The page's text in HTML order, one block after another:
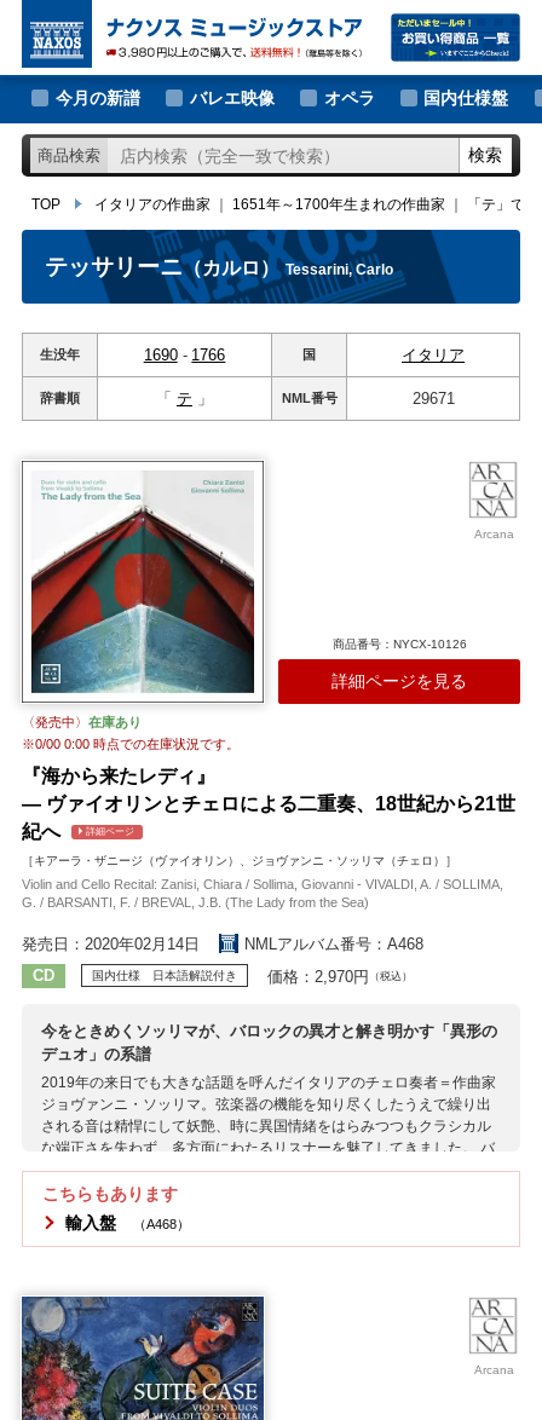
大作曲家の新譜
著名作曲家の新譜
マイナー作曲家の新譜
月別新譜一覧
今月の新譜 バレエ映像 オペラ 国内仕様盤
商品検索 検索
TOP イタリアの作曲家 1651年～1700年生まれの作曲家 「テ」で
TOP イタリアの作曲家｜1651年～1700年生まれの作曲家｜「テ」では
テッサリーニ（カルロ） Tessarini, Carlo
生没年 1690 - 1766 国 イタリア
辞書順 「 テ 」 NML番号 29671
Arcana
商品番号：NYCX-10126
詳細ページを見る
〈発売中〉 在庫あり
※0/00 0:00時点での在庫状況です。
『海から来たレディ』
― ヴァイオリンとチェロによる二重奏、18世紀から21世
紀へ
詳細ページ
［キアーラ・ザニージ（ヴァイオリン）、ジョヴァンニ・ソッリマ（チェロ）］
Violin and Cello Recital: Zanisi, Chiara / Sollima, Giovanni - VIVALDI, A. / SOLLIMA,
G. / BARSANTI, F. / BREVAL, J.B. (The Lady from the Sea)
発売日：2020年02月14日
NMLアルバム番号：A468
CD
国内仕様 日本語解説付き 価格：2,970円 （税込）
今をときめくソッリマが、バロックの異才と解き明かす「異形の
デュオ」の系譜
2019年の来日でも大きな話題を呼んだイタリアのチェロ奏者＝作曲家
ジョヴァンニ・ソッリマ。弦楽器の機能を知り尽くしたうえで繰り出
される音は精悍にして妖艶、時に異国情緒をはらみつつもクラシカル
な端正さを失わず、多方面にわたるリスナーを魅了してきました。 バ
ロック楽器へのまなざしも熱い21世紀型のプレイヤーとしても独特の
存在感をあらわしつつあるソッリマが今回、イル・ジャルディーノ・
アルモニコやラ・ディヴィナ・アルモニアなどイタリア最前線の古楽
器グループであざやかな活躍をみせてきたバロック・ヴァイオリン奏
ムタイトルの「海から来たレディ」とは彼らも乗船する一艘の外洋
艇、レディ・ローレンのこと。さまざまな事情を抱えた人々と船上生
活をともにする彼らのプログラムから生まれた今回のアルバムには、
チェンバロなどを伴わずチェロだけが低音部を支えるバロック後期特
有の新技法にもとづく曲が多数含まれていながら、時に古典派のブレ
ヴァルや近代ロシアの名匠グリエール、そしてソッリマ自身の新作も
こちらもあります
輸入盤
（A468）
Arcana